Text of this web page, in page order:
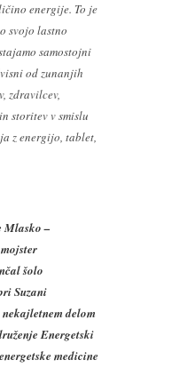
energije. To je
svojo lastno
samostojni
od zunanjih
zdravilcev,
storitev v smislu
z energijo, tablet,
Mlasko –
šolo
Suzani
delom
Energetski
medicine